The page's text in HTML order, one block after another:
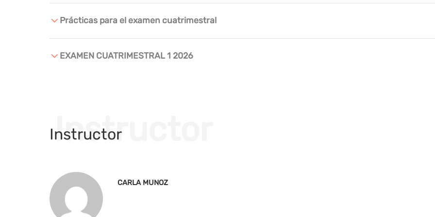
Prácticas para el examen cuatrimestral
EXAMEN CUATRIMESTRAL 1 2026
Instructor
Instructor
CARLA MUNOZ